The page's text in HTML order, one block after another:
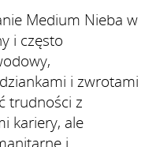
Medium Nieba w
i często
i zwrotami
trudności z
kariery, ale
i